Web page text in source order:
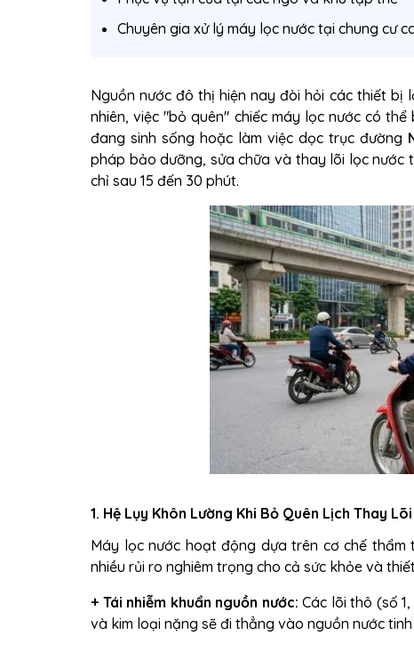
Chuyên gia xử lý máy lọc nước tại chung cư
Nguồn nước đô thị hiện nay đòi hỏi các thiết bị
nhiên, việc "bỏ quên" chiếc máy lọc nước có
đang sinh sống hoặc làm việc dọc trục đường
pháp bảo dưỡng, sửa chữa và thay lõi lọc
chỉ sau 15 đến 30 phút.
1. Hệ Lụy Khôn Lường Khi Bỏ Quên Lịch Thay
Máy lọc nước hoạt động dựa trên cơ chế
nhiều rủi ro nghiêm trọng cho cả sức khỏe và
+ Tái nhiễm khuẩn nguồn nước: Các lõi thô (số
và kim loại nặng sẽ đi thẳng vào nguồn nước tinh